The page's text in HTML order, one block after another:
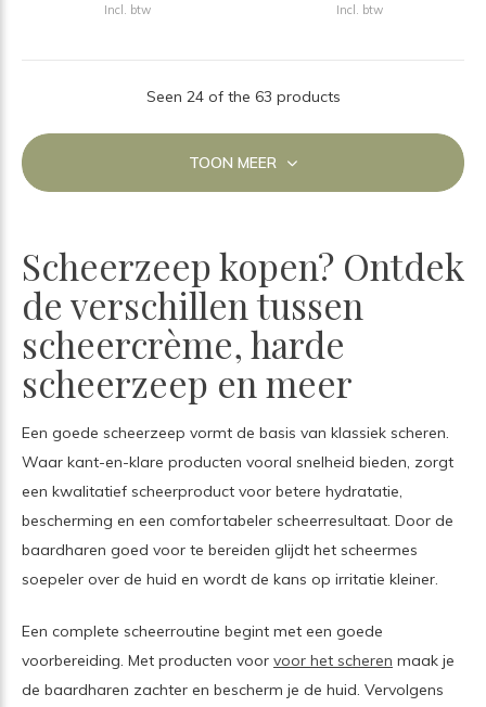
Incl. btw Incl. btw
Seen 24 of the 63 products
TOON MEER
Scheerzeep kopen? Ontdek
de verschillen tussen
scheercrème, harde
scheerzeep en meer
Een goede scheerzeep vormt de basis van klassiek scheren.
Waar kant-en-klare producten vooral snelheid bieden, zorgt
een kwalitatief scheerproduct voor betere hydratatie,
bescherming en een comfortabeler scheerresultaat. Door de
baardharen goed voor te bereiden glijdt het scheermes
soepeler over de huid en wordt de kans op irritatie kleiner.
Een complete scheerroutine begint met een goede
voorbereiding. Met producten voor voor het scheren maak je
de baardharen zachter en bescherm je de huid. Vervolgens